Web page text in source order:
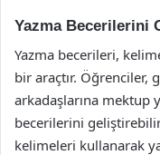
Yazma Becerilerini
Yazma becerileri,
bir araçtır. Öğrenciler,
arkadaşlarına mektup
becerilerini
kelimeleri kullanarak